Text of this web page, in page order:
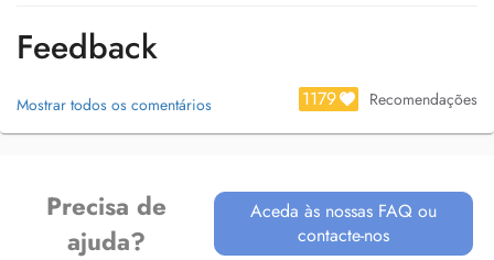
Feedback
Mostrar todos os comentários 1179 Recomendações
Precisa de
ajuda?
Aceda às nossas FAQ ou
contacte-nos